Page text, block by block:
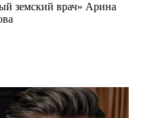
земский врач» Арина